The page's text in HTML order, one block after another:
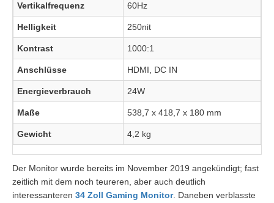
Vertikalfrequenz 60Hz
Helligkeit 250nit
Kontrast 1000:1
Anschlüsse HDMI, DC IN
Energieverbrauch 24W
Maße 538,7 x 418,7 x 180 mm
Gewicht 4,2 kg
Der Monitor wurde bereits im November 2019 angekündigt; fast
zeitlich mit dem noch teureren, aber auch deutlich
interessanteren 34 Zoll Gaming Monitor. Daneben verblasste